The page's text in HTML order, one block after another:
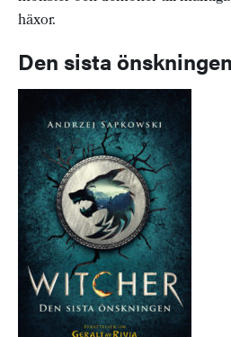
häxor.
Den sista önskningen